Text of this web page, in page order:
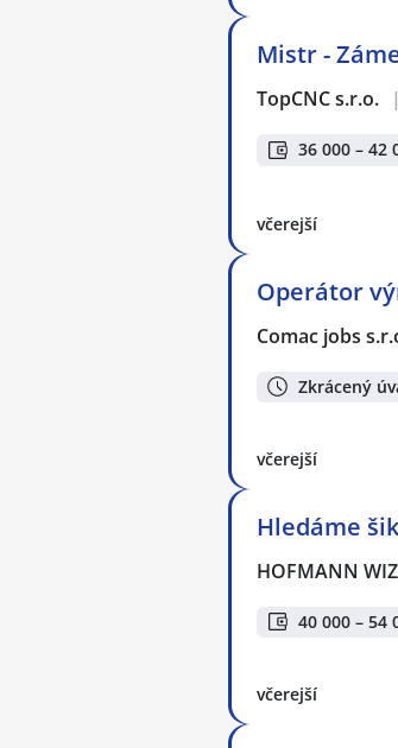
Mistr -
TopCNC s.r.o. |
36 000 – 42
včerejší
Operátor
Comac jobs
Zkrácený
včerejší
Hledáme
HOFMANN
40 000 – 54
včerejší